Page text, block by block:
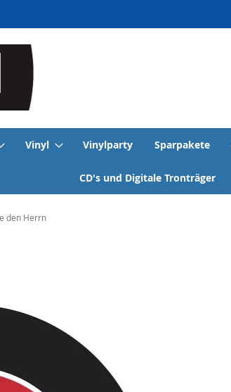
Vinyl Vinylparty Sparpakete
CD's und Digitale Tronträger
den Herrn